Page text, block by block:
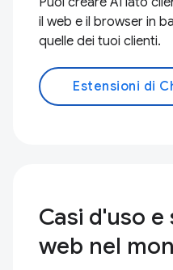
il web e il browser in
quelle dei tuoi clienti.
Estensioni di
Casi d'uso
web nel